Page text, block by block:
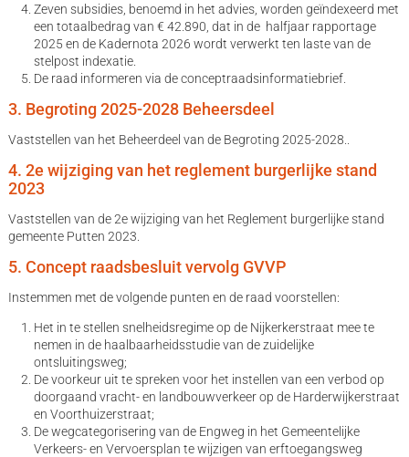
Zeven subsidies, benoemd in het advies, worden geïndexeerd met
een totaalbedrag van € 42.890, dat in de halfjaar rapportage
2025 en de Kadernota 2026 wordt verwerkt ten laste van de
stelpost indexatie.
De raad informeren via de conceptraadsinformatiebrief.
3. Begroting 2025-2028 Beheersdeel
Vaststellen van het Beheerdeel van de Begroting 2025-2028..
4. 2e wijziging van het reglement burgerlijke stand
2023
Vaststellen van de 2e wijziging van het Reglement burgerlijke stand
gemeente Putten 2023.
5. Concept raadsbesluit vervolg GVVP
Instemmen met de volgende punten en de raad voorstellen:
Het in te stellen snelheidsregime op de Nijkerkerstraat mee te
nemen in de haalbaarheidsstudie van de zuidelijke
ontsluitingsweg;
De voorkeur uit te spreken voor het instellen van een verbod op
doorgaand vracht- en landbouwverkeer op de Harderwijkerstraat
en Voorthuizerstraat;
De wegcategorisering van de Engweg in het Gemeentelijke
Verkeers- en Vervoersplan te wijzigen van erftoegangsweg